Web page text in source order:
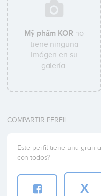
Mỹ phẩm KOR no
tiene ninguna
imágen en su
galería.
COMPARTIR PERFIL
Este perfil tiene una gran
con todos?
X